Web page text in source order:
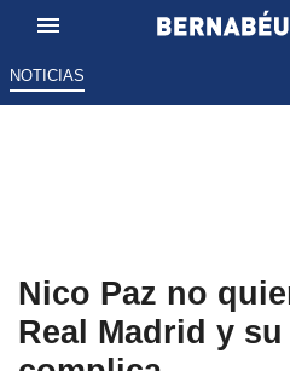
NOTICIAS
Nico Paz no
Real Madrid y